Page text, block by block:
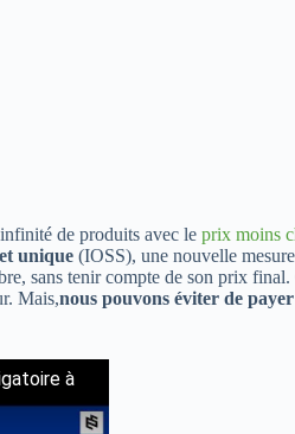
de produits avec le prix moins
unique (IOSS), une nouvelle
sans tenir compte de son prix
Mais,nous pouvons éviter de
à